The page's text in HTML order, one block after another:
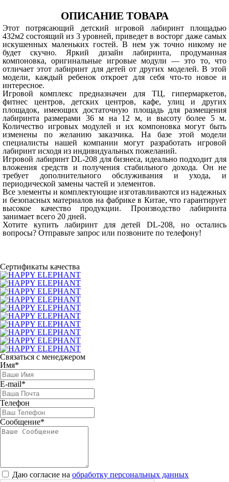
ОПИСАНИЕ ТОВАРА
Этот потрясающий детский игровой лабиринт площадью
432м2 состоящий из 3 уровней, приведет в восторг даже самых
искушенных маленьких гостей. В нем уж точно никому не
будет скучно. Яркий дизайн лабиринта, продуманная
компоновка, оригинальные игровые модули — это то, что
отличает этот лабиринт для детей от других моделей. В этой
модели, каждый ребенок откроет для себя что-то новое и
интересное.
Игровой комплекс предназначен для ТЦ, гипермаркетов,
фитнес центров, детских центров, кафе, улиц и других
площадок, имеющих достаточную площадь для размещения
лабиринта размерами 36 м на 12 м, и высоту более 5 м.
Количество игровых модулей и их компоновка могут быть
изменены по желанию заказчика. На базе этой модели
специалисты нашей компании могут разработать игровой
лабиринт исходя из индивидуальных пожеланий.
Игровой лабиринт DL-208 для бизнеса, идеально подходит для
вложения средств и получения стабильного дохода. Он не
требует дополнительного обслуживания и ухода, и
периодической замены частей и элементов.
Все элементы и комплектующие изготавливаются из надежных
и безопасных материалов на фабрике в Китае, что гарантирует
высокое качество продукции. Производство лабиринта
занимает всего 20 дней.
Хотите купить лабиринт для детей DL-208, но остались
вопросы? Отправьте запрос или позвоните по телефону!
Сертификаты качества
Связаться с менеджером
Имя*
E-mail*
Телефон
Сообщение*
Даю согласие на обработку персональных данных